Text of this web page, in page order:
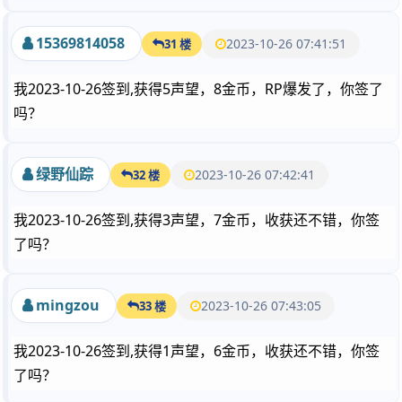
15369814058 31 楼 2023-10-26 07:41:51
我2023-10-26签到,获得5声望，8金币，RP爆发了，你签了
吗？
绿野仙踪 32 楼 2023-10-26 07:42:41
我2023-10-26签到,获得3声望，7金币，收获还不错，你签
了吗？
mingzou 33 楼 2023-10-26 07:43:05
我2023-10-26签到,获得1声望，6金币，收获还不错，你签
了吗？